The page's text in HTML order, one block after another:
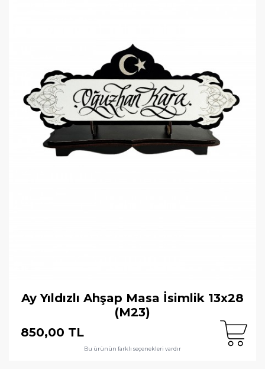
Ay Yıldızlı Ahşap Masa İsimlik 13x28
(M23)
850,00 TL
Bu ürünün farklı seçenekleri vardır